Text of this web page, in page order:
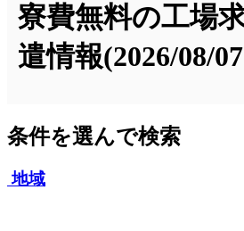
寮費無料の工場
遣情報(2026/08/
条件を選んで検索
地域